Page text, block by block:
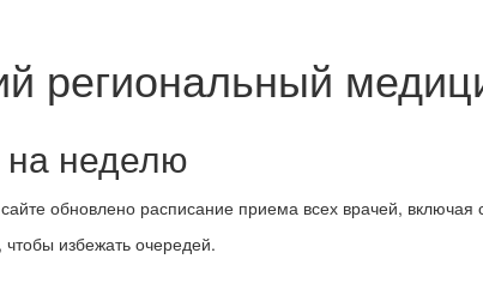
региональный
на неделю
обновлено расписание приема всех врачей,
избежать очередей.